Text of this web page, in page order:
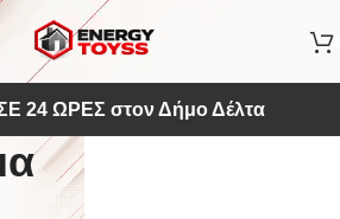
24 ΩΡΕΣ στον Δήμο Δέλτα